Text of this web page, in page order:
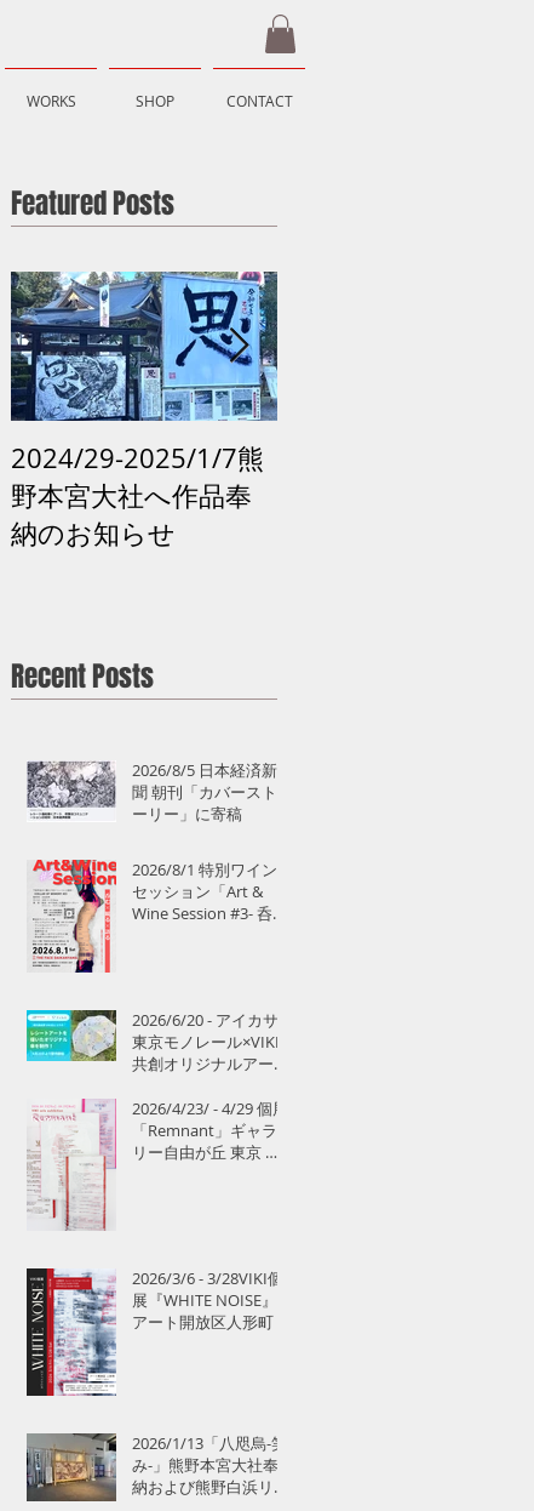
WORKS SHOP CONTACT
Featured Posts
2024/29-2025/1/7熊
野本宮大社へ作品奉
納のお知らせ
Recent Posts
2026/8/5 日本経済新
聞 朝刊「カバースト
ーリー」に寄稿
2026/8/1 特別ワイン
セッション「Art &
Wine Session #3- 呑む
2026/6/20 - アイカサ×
東京モノレール×VIKI
共創オリジナルアート
2026/4/23/ - 4/29 個展
「Remnant」ギャラ
リー自由が丘 東京 個
2026/3/6 - 3/28VIKI個
展『WHITE NOISE』
アート開放区人形町
2026/1/13「八咫烏-笑
み-」熊野本宮大社奉
納および熊野白浜リゾ